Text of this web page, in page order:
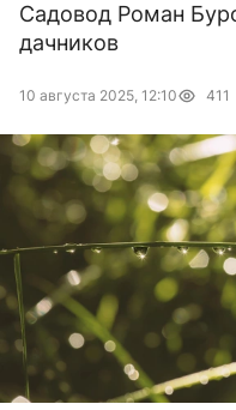
Садовод Роман
дачников
10 августа 2025, 12:10 411